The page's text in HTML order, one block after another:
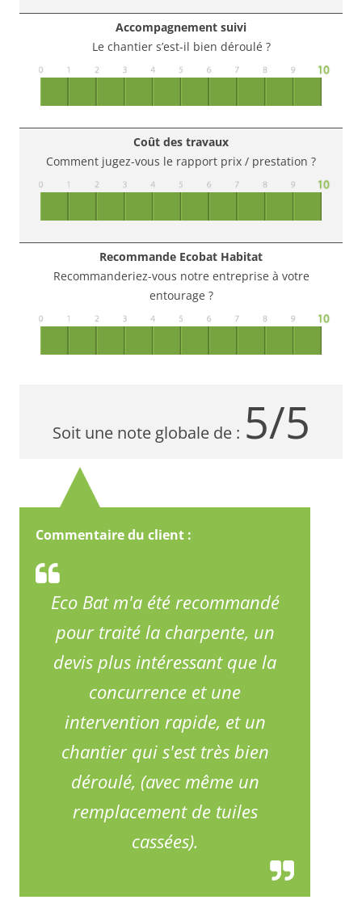
Accompagnement suivi
Le chantier s’est-il bien déroulé ?
Coût des travaux
Comment jugez-vous le rapport prix / prestation ?
Recommande Ecobat Habitat
Recommanderiez-vous notre entreprise à votre
entourage ?
Soit une note globale de : 5/5
Commentaire du client :
Eco Bat m'a été recommandé
pour traité la charpente, un
devis plus intéressant que la
concurrence et une
intervention rapide, et un
chantier qui s'est très bien
déroulé, (avec même un
remplacement de tuiles
cassées).